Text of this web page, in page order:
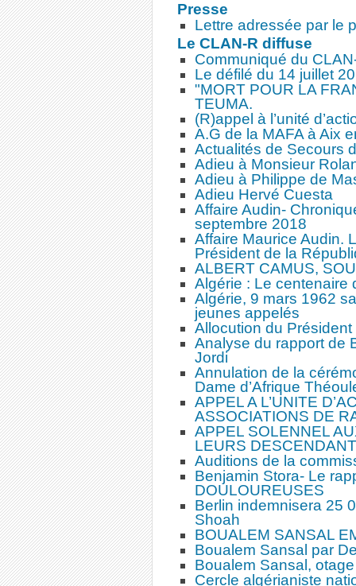
Presse
Lettre adressée par le
Le CLAN-R diffuse
Communiqué du
Le défilé du 14 juillet
"MORT POUR LA
TEUMA.
(R)appel à l’unité
A.G de la MAFA à Aix
Actualités de Secours
Adieu à Monsieur
Adieu à Philippe de
Adieu Hervé Cuesta
Affaire Audin-
septembre 2018
Affaire Maurice Audin.
Président de la
ALBERT CAMUS,
Algérie : Le centenaire
Algérie, 9 mars 1962
jeunes appelés
Allocution du
Analyse du rapport de
Jordi
Annulation de la
Dame d’Afrique
APPEL A L’UNITE
ASSOCIATIONS DE
APPEL SOLENNEL
LEURS
Auditions de la
Benjamin Stora- Le
DOULOUREUSES
Berlin indemnisera 25
Shoah
BOUALEM SANSAL
Boualem Sansal par
Boualem Sansal,
Cercle algérianiste